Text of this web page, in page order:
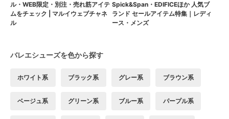
ル・WEB限定・別注・売れ筋アイテ
ムをチェック | マルイウェブチャネ
ル
Spick&Span・EDIFICEほか 人気ブ
ランド セールアイテム特集｜レディ
ース・メンズ
バレエシューズを色から探す
ホワイト系 ブラック系 グレー系 ブラウン系
ベージュ系 グリーン系 ブルー系 パープル系